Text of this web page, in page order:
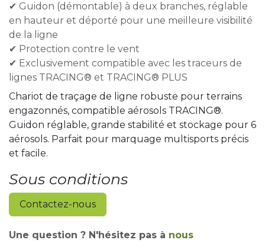
✔ Guidon (démontable) à deux branches, réglable
en hauteur et déporté pour une meilleure visibilité
de la ligne
✔ Protection contre le vent
✔ Exclusivement compatible avec les traceurs de
lignes TRACING® et TRACING® PLUS
Chariot de traçage de ligne robuste pour terrains
engazonnés, compatible aérosols TRACING®.
Guidon réglable, grande stabilité et stockage pour 6
aérosols. Parfait pour marquage multisports précis
et facile.
Sous conditions
Contactez-nous
Une question ? N'hésitez pas à nous